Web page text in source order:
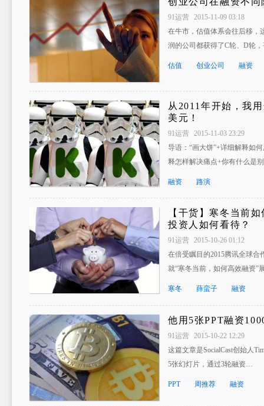
91运营
2015-11-09 03:18
在牛市，估值体系会往后移，
润的公司都获得了C轮、D轮
估值 创业公司 融资
从2011年开始，我
美元！
91运营
2015-11-03 23:29
导语：“画大饼”+详细解释如
释怎样解决痛点+你有什么是
融资 路演
【干货】寒冬当前
投资人如何看待？
91运营 2015-10-26 01:12
在倍受瞩目的2015腾讯全球
就“寒冬当前，如何高效融资”
寒冬 薛蛮子 融资
他用5张PPT融资
91运营 2015-10-22 12:29
这篇文章是SocialCast创始人
5张幻灯片，通过3轮融资…
PPT 周推荐 融资